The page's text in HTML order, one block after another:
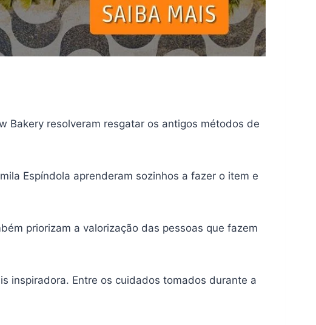
Bakery resolveram resgatar os antigos métodos de
Espíndola aprenderam sozinhos a fazer o item e
priorizam a valorização das pessoas que fazem
inspiradora. Entre os cuidados tomados durante a